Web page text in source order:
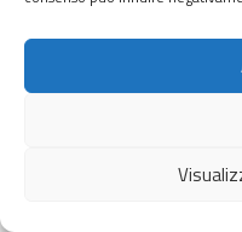
© 2026Centro